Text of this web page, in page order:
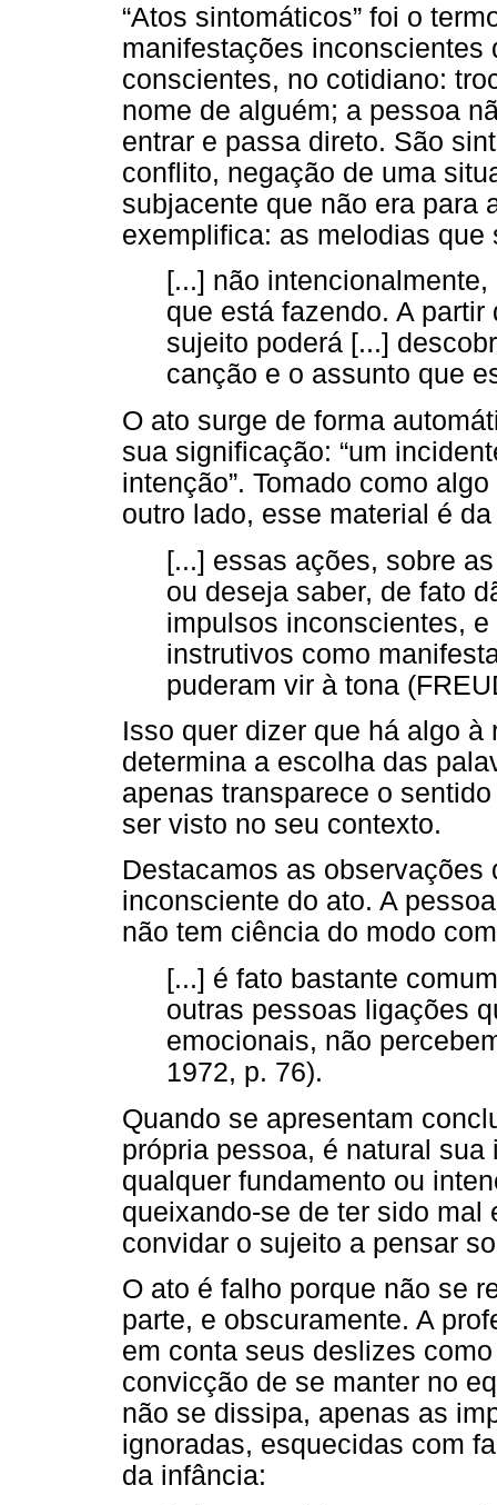
“Atos sintomáticos” foi o
manifestações inconscientes
conscientes, no cotidiano:
nome de alguém; a pessoa
entrar e passa direto. São
conflito, negação de uma
subjacente que não era para
exemplifica: as melodias que
[...] não
que está fazendo. A
sujeito poderá [...]
canção e o assunto que
O ato surge de forma
sua significação: “um
intenção”. Tomado como
outro lado, esse material é
[...] essas ações, sobre
ou deseja saber, de fato
impulsos inconscientes,
instrutivos como
puderam vir à tona
Isso quer dizer que há algo
determina a escolha das
apenas transparece o
ser visto no seu contexto.
Destacamos as observações
inconsciente do ato. A
não tem ciência do modo
[...] é fato bastante
outras pessoas ligações
emocionais, não
1972, p. 76).
Quando se apresentam
própria pessoa, é natural
qualquer fundamento ou
queixando-se de ter sido mal
convidar o sujeito a pensar
O ato é falho porque não se
parte, e obscuramente. A
em conta seus deslizes
convicção de se manter no
não se dissipa, apenas as
ignoradas, esquecidas com
da infância: